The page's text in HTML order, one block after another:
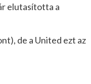
elutasította a
de a United ezt az